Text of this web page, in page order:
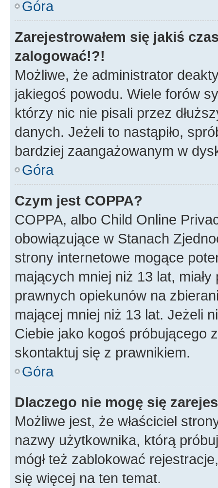
Góra
Zarejestrowałem się jakiś
zalogować!?!
Możliwe, że administrator
jakiegoś powodu. Wiele forów
którzy nic nie pisali przez
danych. Jeżeli to nastąpiło,
bardziej zaangażowanym w
Góra
Czym jest COPPA?
COPPA, albo Child Online
obowiązujące w Stanach
strony internetowe mogące
mających mniej niż 13 lat,
prawnych opiekunów na
mającej mniej niż 13 lat. Jeżeli
Ciebie jako kogoś próbującego
skontaktuj się z prawnikiem.
Góra
Dlaczego nie mogę się
Możliwe jest, że właściciel
nazwy użytkownika, którą
mógł też zablokować
się więcej na ten temat.